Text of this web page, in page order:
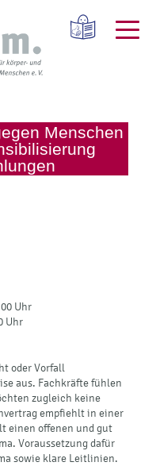
Menschen
Uhr
Uhr
oder Vorfall
aus. Fachkräfte fühlen
zugleich keine
empfiehlt in einer
einen offenen und gut
Voraussetzung dafür
sowie klare Leitlinien.